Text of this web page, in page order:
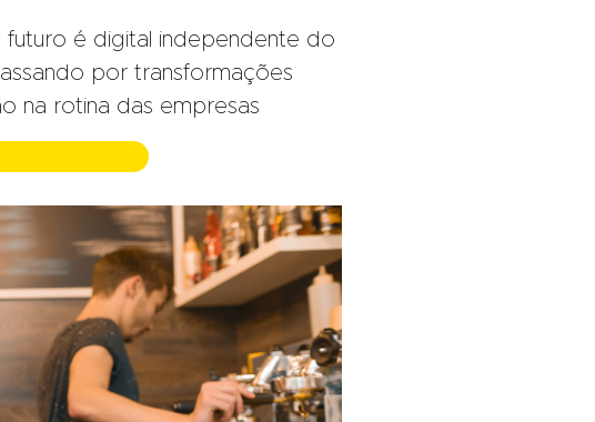
é digital independente do
por transformações
na rotina das empresas